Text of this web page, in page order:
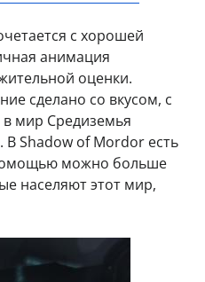
с хорошей
анимация
оценки.
сделано со вкусом, с
мир Средиземья
В Shadow of Mordor есть
можно больше
населяют этот мир,